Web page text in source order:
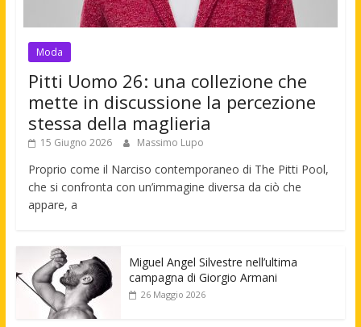
Moda
Pitti Uomo 26: una collezione che
mette in discussione la percezione
stessa della maglieria
15 Giugno 2026 Massimo Lupo
Proprio come il Narciso contemporaneo di The Pitti Pool,
che si confronta con un’immagine diversa da ciò che
appare, a
Miguel Angel Silvestre nell’ultima
campagna di Giorgio Armani
26 Maggio 2026